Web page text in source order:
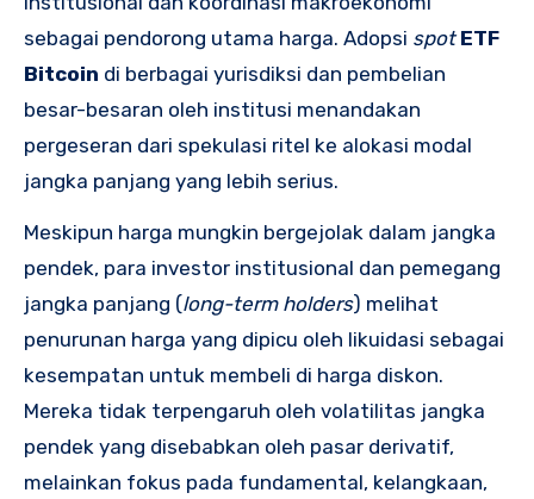
sebagai pendorong utama harga. Adopsi spot ETF
Bitcoin di berbagai yurisdiksi dan pembelian
besar-besaran oleh institusi menandakan
pergeseran dari spekulasi ritel ke alokasi modal
jangka panjang yang lebih serius.
Meskipun harga mungkin bergejolak dalam jangka
pendek, para investor institusional dan pemegang
jangka panjang (long-term holders) melihat
penurunan harga yang dipicu oleh likuidasi sebagai
kesempatan untuk membeli di harga diskon.
Mereka tidak terpengaruh oleh volatilitas jangka
pendek yang disebabkan oleh pasar derivatif,
melainkan fokus pada fundamental, kelangkaan,